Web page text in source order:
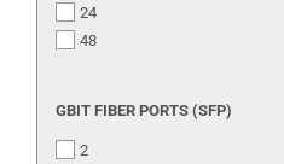
24
48
GBIT
PORTS
GBIT FIBER PORTS (SFP)
2